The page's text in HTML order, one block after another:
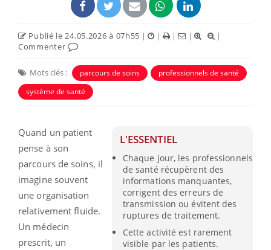
Publié le 24.05.2026 à 07h55 | | | |
|
Commenter
Mots clés : parcours de soins
professionnels de santé
système de santé
L'ESSENTIEL
Chaque jour, les professionnels
de santé récupèrent des
informations manquantes,
corrigent des erreurs de
transmission ou évitent des
ruptures de traitement.
Cette activité est rarement
visible par les patients.
Quand un patient
pense à son
parcours de soins, il
imagine souvent
une organisation
relativement fluide.
Un médecin
prescrit, un